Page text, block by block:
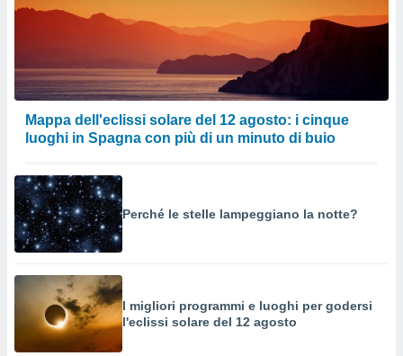
Mappa dell'eclissi solare del 12 agosto: i cinque
luoghi in Spagna con più di un minuto di buio
Perché le stelle lampeggiano la notte?
I migliori programmi e luoghi per godersi
l'eclissi solare del 12 agosto